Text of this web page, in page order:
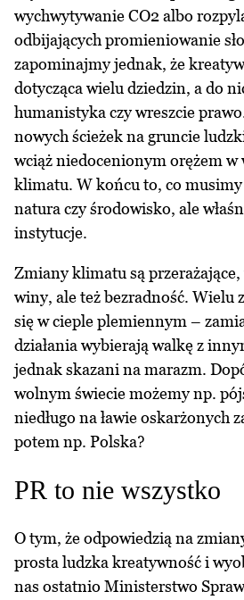
wychwytywanie CO2 albo
odbijających promieniowanie
zapominajmy jednak, że
dotycząca wielu dziedzin, a do
humanistyka czy wreszcie
nowych ścieżek na gruncie
wciąż niedocenionym orężem w
klimatu. W końcu to, co
natura czy środowisko, ale
instytucje.
Zmiany klimatu są przerażające,
winy, ale też bezradność. Wielu
się w cieple plemiennym –
działania wybierają walkę z
jednak skazani na marazm.
wolnym świecie możemy np.
niedługo na ławie oskarżonych
potem np. Polska?
PR to nie wszystko
O tym, że odpowiedzią na
prosta ludzka kreatywność i
nas ostatnio Ministerstwo